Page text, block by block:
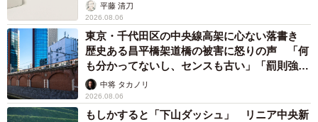
平藤 清刀
2026.08.06
東京・千代田区の中央線高架に心ない落書き
歴史ある昌平橋架道橋の被害に怒りの声 「何
も分かってないし、センスも古い」「罰則強化
して」中将 タカノリ
2026.08.06
もしかすると「下山ダッシュ」 リニア中央新